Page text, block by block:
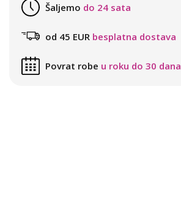
Šaljemo do 24 sata
od 45 EUR besplatna dostava
Povrat robe u roku do 30 dana